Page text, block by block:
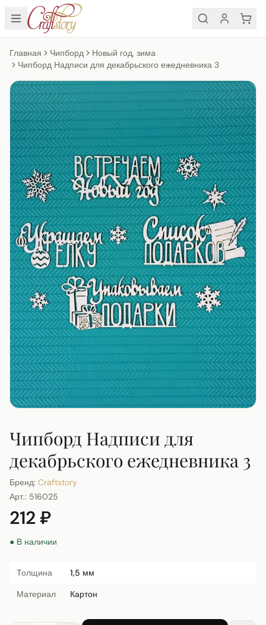
Главная Чипборд
Новый год, зима
Чипборд Надписи для декабрьского ежедневника 3
Чипборд Надписи для
декабрьского ежедневника 3
Бренд: Craftstory
Арт.: 516025
212 ₽
● В наличии
Толщина
1,5 мм
Материал
Картон